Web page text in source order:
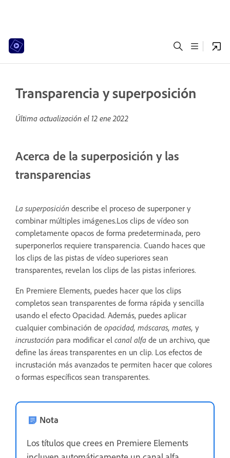
Transparencia y superposición
Última actualización el 12 ene 2022
Acerca de la superposición y las
transparencias
La superposición describe el proceso de superponer y
combinar múltiples imágenes.Los clips de vídeo son
completamente opacos de forma predeterminada, pero
superponerlos requiere transparencia. Cuando haces que
los clips de las pistas de vídeo superiores sean
transparentes, revelan los clips de las pistas inferiores.
En Premiere Elements, puedes hacer que los clips
completos sean transparentes de forma rápida y sencilla
usando el efecto Opacidad. Además, puedes aplicar
cualquier combinación de opacidad, máscaras, mates, y
incrustación para modificar el canal alfa de un archivo, que
define las áreas transparentes en un clip. Los efectos de
incrustación más avanzados te permiten hacer que colores
o formas específicos sean transparentes.
Nota
Los títulos que crees en Premiere Elements